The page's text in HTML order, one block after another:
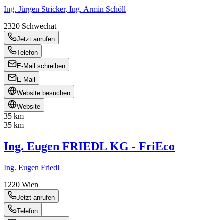
Ing. Jürgen Stricker, Ing. Armin Schöll
2320 Schwechat
Jetzt anrufen
Telefon
E-Mail schreiben
E-Mail
Website besuchen
Website
35 km
35 km
Ing. Eugen FRIEDL KG - FriEco
Ing. Eugen Friedl
1220 Wien
Jetzt anrufen
Telefon